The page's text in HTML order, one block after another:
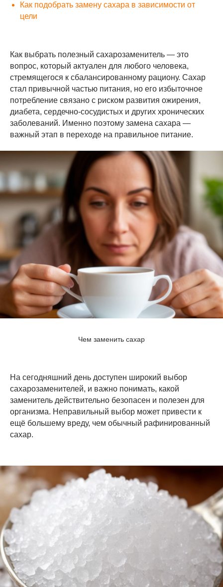
Как подобрать замену сахара в зависимости от
цели
Как выбрать полезный сахарозаменитель — это
вопрос, который актуален для любого человека,
стремящегося к сбалансированному рациону. Сахар
стал привычной частью питания, но его избыточное
потребление связано с риском развития ожирения,
диабета, сердечно-сосудистых и других хронических
заболеваний. Именно поэтому замена сахара —
важный этап в переходе на правильное питание.
Чем заменить сахар
На сегодняшний день доступен широкий выбор
сахарозаменителей, и важно понимать, какой
заменитель действительно безопасен и полезен для
организма. Неправильный выбор может привести к
ещё большему вреду, чем обычный рафинированный
сахар.